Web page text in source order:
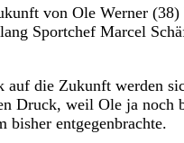
von Ole Werner
Sportchef Marcel
die Zukunft werden
Druck, weil Ole ja
bisher entgegenbrachte.